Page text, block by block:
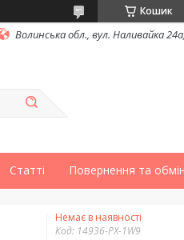
Кошик
Волинська обл., вул. Наливайка
Статті Повернення та обмін
Немає в наявності
Код: 14936-PX-1W9